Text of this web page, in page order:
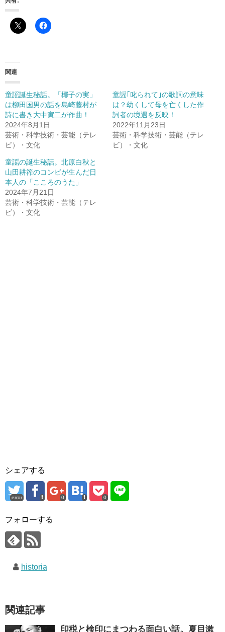
関連
童謡誕生秘話。「椰子の実」
は柳田国男の話を島崎藤村が
詩に書き大中寅二が作曲！
2024年8月1日
芸術・科学技術・芸能（テレ
ビ）・文化
童謡｢叱られて｣の歌詞の意味
は？幼くして母を亡くした作
詞者の境遇を反映！
2022年11月23日
芸術・科学技術・芸能（テレ
ビ）・文化
童謡の誕生秘話。北原白秋と
山田耕筰のコンビが生んだ日
本人の「こころのうた」
2024年7月21日
芸術・科学技術・芸能（テレ
ビ）・文化
シェアする
error 0 0
フォローする
historia
関連記事
印税と検印にまつわる面白い話。夏目漱